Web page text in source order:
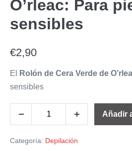
O’rleac: Para
sensibles
€2,90
El Rolón de Cera Verde de
sensibles
Añadir
Categoría: Depilación